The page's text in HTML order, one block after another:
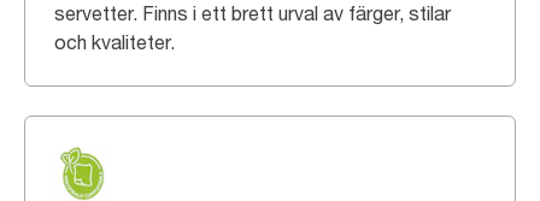
servetter. Finns i ett brett urval av färger, stilar
och kvaliteter.